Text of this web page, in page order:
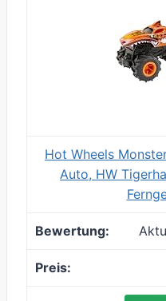
Hot Wheels
Auto, HW